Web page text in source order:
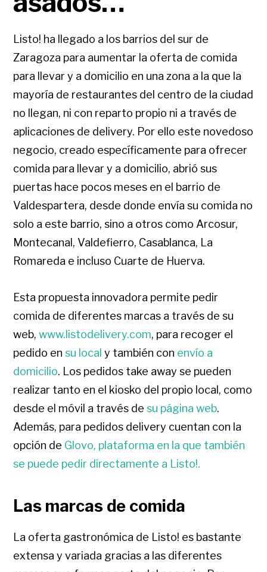
Listo! ha llegado a los barrios del sur de
Zaragoza para aumentar la oferta de comida
para llevar y a domicilio en una zona a la que la
mayoría de restaurantes del centro de la ciudad
no llegan, ni con reparto propio ni a través de
aplicaciones de delivery. Por ello este novedoso
negocio, creado específicamente para ofrecer
comida para llevar y a domicilio, abrió sus
puertas hace pocos meses en el barrio de
Valdespartera, desde donde envía su comida no
solo a este barrio, sino a otros como Arcosur,
Montecanal, Valdefierro, Casablanca, La
Romareda e incluso Cuarte de Huerva.
Esta propuesta innovadora permite pedir
comida de diferentes marcas a través de su
web,www.listodelivery.com, para recoger el
pedido ensu local y también con envío a
domicilio. Los pedidos take away se pueden
realizar tanto en el kiosko del propio local, como
desde el móvil a través desu página web.
Además, para pedidos delivery cuentan con la
opción de Glovo, plataforma en la que también
se puede pedir directamente a Listo!.
Las marcas de comida
La oferta gastronómica de Listo! es bastante
extensa y variada gracias a las diferentes